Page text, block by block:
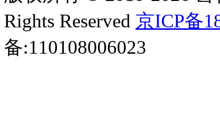
Rights Reserved 京ICP备
备:110108006023